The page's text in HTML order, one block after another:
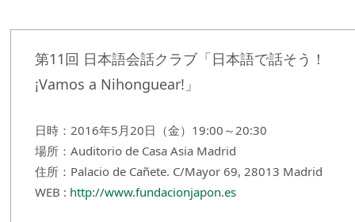
第11回 日本語会話クラブ「日本語で話そう！
¡Vamos a Nihonguear!」
日時：2016年5月20日（金）19:00～20:30
場所：Auditorio de Casa Asia Madrid
住所：Palacio de Cañete. C/Mayor 69, 28013 Madrid
WEB : http://www.fundacionjapon.es